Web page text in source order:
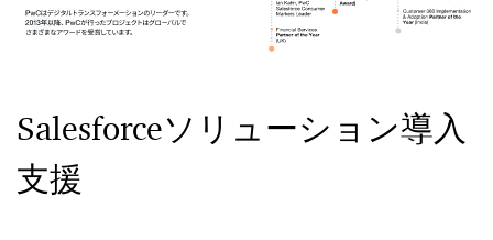
Salesforceソリューション導入
支援